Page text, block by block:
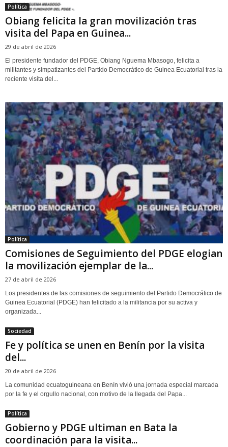
Política
Obiang felicita la gran movilización tras
visita del Papa en Guinea...
29 de abril de 2026
El presidente fundador del PDGE, Obiang Nguema Mbasogo, felicita a
militantes y simpatizantes del Partido Democrático de Guinea Ecuatorial tras la
reciente visita del...
Política
Comisiones de Seguimiento del PDGE elogian
la movilización ejemplar de la...
27 de abril de 2026
Los presidentes de las comisiones de seguimiento del Partido Democrático de
Guinea Ecuatorial (PDGE) han felicitado a la militancia por su activa y
organizada...
Sociedad
Fe y política se unen en Benín por la visita
del...
20 de abril de 2026
La comunidad ecuatoguineana en Benín vivió una jornada especial marcada
por la fe y el orgullo nacional, con motivo de la llegada del Papa...
Política
Gobierno y PDGE ultiman en Bata la
coordinación para la visita...